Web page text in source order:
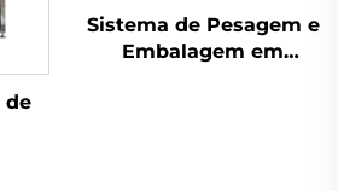
de
Sistema de Pesagem e
Embalagem em